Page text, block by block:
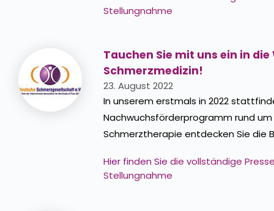
Stellungnahme
Tauchen Sie mit uns ein in die
Schmerzmedizin!
23. August 2022
In unserem erstmals in 2022
Nachwuchsförderprogramm rund
Schmerztherapie entdecken Sie die
Hier finden Sie die vollständige
Stellungnahme